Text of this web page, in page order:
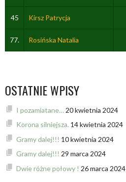
45 Kirsz Patrycja
77. Rosińska Natalia
OSTATNIE WPISY
I pozamiatane… 20 kwietnia 2024
Korona silniejsza. 14 kwietnia 2024
Gramy dalej!!! 10 kwietnia 2024
Gramy dalej!!! 29 marca 2024
Dwie różne połowy ! 26 marca 2024